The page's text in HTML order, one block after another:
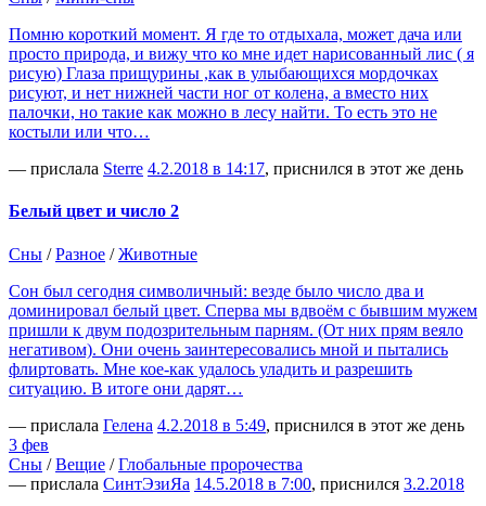
Помню короткий момент. Я где то отдыхала, может дача или
просто природа, и вижу что ко мне идет нарисованный лис ( я
рисую) Глаза прищурины ,как в улыбающихся мордочках
рисуют, и нет нижней части ног от колена, а вместо них
палочки, но такие как можно в лесу найти. То есть это не
костыли или что…
— прислала Sterre 4.2.2018 в 14:17, приснился в этот же день
Белый цвет и число 2
Сны /Разное /Животные
Сон был сегодня символичный: везде было число два и
доминировал белый цвет. Сперва мы вдвоём с бывшим мужем
пришли к двум подозрительным парням. (От них прям веяло
негативом). Они очень заинтересовались мной и пытались
флиртовать. Мне кое-как удалось уладить и разрешить
ситуацию. В итоге они дарят…
— прислала Гелена 4.2.2018 в 5:49, приснился в этот же день
3 фев
Сны /Вещие /Глобальные пророчества
— прислала СинтЭзиЯа 14.5.2018 в 7:00, приснился 3.2.2018